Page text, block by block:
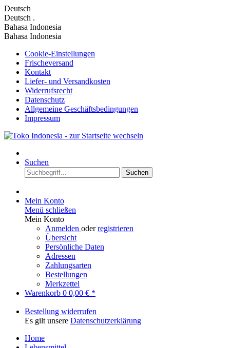
Deutsch
Deutsch .
Bahasa Indonesia
Bahasa Indonesia
Cookie-Einstellungen
Frischeversand
Kontakt
Liefer- und Versandkosten
Widerrufsrecht
Datenschutz
Allgemeine Geschäftsbedingungen
Impressum
Suchen
Suchen
Mein Konto
Menü schließen
Mein Konto
Anmelden oderregistrieren
Übersicht
Persönliche Daten
Adressen
Zahlungsarten
Bestellungen
Merkzettel
Warenkorb 0 0,00 € *
Bestellung widerrufen
Es gilt unsere Datenschutzerklärung
Home